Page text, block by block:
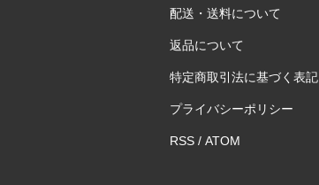
配送・送料について
返品について
特定商取引法に基づく表記
プライバシーポリシー
RSS/ ATOM